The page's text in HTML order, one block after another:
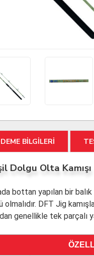
BİLGİLERİ
Dolgu Olta Kamışı
bottan yapılan bir balık
DFT Jig
genellikle tek parçalı